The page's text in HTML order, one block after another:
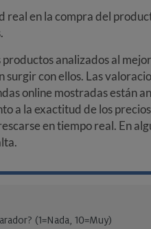
en la compra del
analizados al
con ellos. Las
online mostradas están
a la exactitud de los
en tiempo real. En